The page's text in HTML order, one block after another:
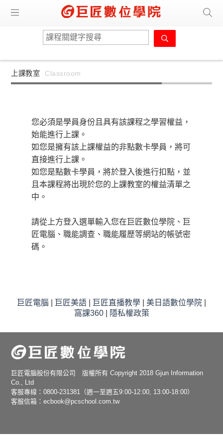
上課教室 Classroom
您必須是學員身份且具有該課程之學習權益，
始能進行上課。
如您是擁有該上課權益的非點數卡學員，將可
直接進行上課。
如您是點數卡學員，將於登入後進行扣點，並
且本課程將出現於您的上課教室的權益清單之
中。
請從上方登入選單輸入您在巨匠數位學院、巨
匠電腦、職能調查、職能履歷等網站的帳號密
碼。
巨匠電腦 巨匠美語 巨匠直播教學 美日語數位學院
窩課360
隱私權政策
巨匠電腦股份有限公司 版權所有 Copyright 2018 Gjun Information
Co., Ltd
客服專線：0800-231381（週一至週五9:00-12:00, 13:00-18:00）
客服信箱：ecbook@pcschool.com.tw